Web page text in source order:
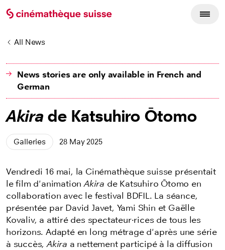
All News
News stories are only available in French and
German
Akira de Katsuhiro Ōtomo
Galleries 28 May 2025
Vendredi 16 mai, la Cinémathèque suisse présentait
le film d'animationAkira de Katsuhiro Ōtomo en
collaboration avec le festival BDFIL. La séance,
présentée par David Javet, Yami Shin et Gaëlle
Kovaliv, a attiré des spectateur·rices de tous les
horizons. Adapté en long métrage d'après une série
à succès,Akira a nettement participé à la diffusion